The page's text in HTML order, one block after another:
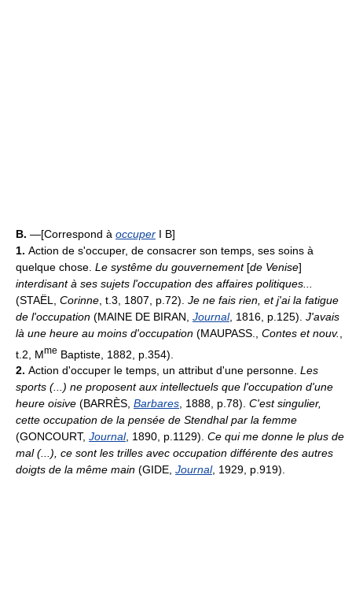
B. —[Correspond à occuper I B]
1. Action de s'occuper, de consacrer son temps, ses soins à
quelque chose. Le systême du gouvernement[de Venise]
interdisant à ses sujets l'occupation des affaires politiques...
(STAËL, Corinne , t.3, 1807, p.72). Je ne fais rien, et j'ai la fatigue
de l'occupation (MAINE DE BIRAN, Journal, 1816, p.125). J'avais
là une heure au moins d'occupation (MAUPASS., Contes et nouv.
t.2, Mme Baptiste, 1882, p.354).
2. Action d'occuper le temps, un attribut d'une personne. Les
sports (...) ne proposent aux intellectuels que l'occupation d'une
heure oisive (BARRÈS, Barbares, 1888, p.78). C'est singulier,
cette occupation de la pensée de Stendhal par la femme
(GONCOURT, Journal, 1890, p.1129). Ce qui me donne le plus de
mal (...), ce sont les trilles avec occupation différente des autres
doigts de la même main (GIDE, Journal, 1929, p.919).